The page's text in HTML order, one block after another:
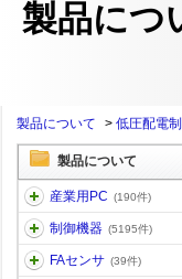
製品につ
製品について > 低圧配電
製品について
産業用PC (190件)
制御機器 (5195件)
FAセンサ (39件)